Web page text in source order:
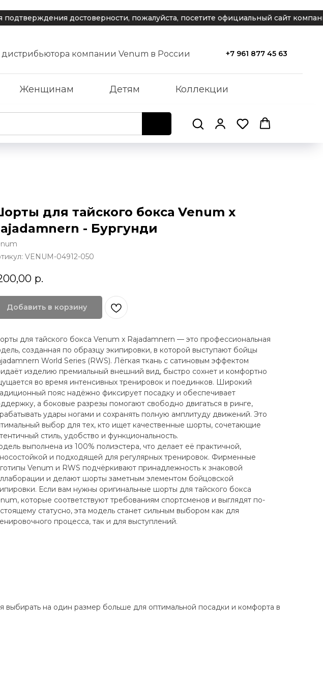
достоверности, пожалуйста, посетите официальный сайт
компании Venum в России +7 961 877 45 63
Женщинам Детям Коллекции
для тайского бокса Venum x
- Бургунди
VENUM-04912-050
р.
Добавить в корзину
для тайского бокса Venum x Rajadamnern — это профессиональная
созданная по образцу экипировки, в которой выступают бойцы
World Series (RWS). Лёгкая ткань с сатиновым эффектом
изделию премиальный внешний вид, быстро сохнет и комфортно
во время интенсивных тренировок и поединков. Широкий
пояс надёжно фиксирует посадку и обеспечивает
а боковые разрезы помогают свободно двигаться в ринге,
удары ногами и сохранять полную амплитуду движений. Это
выбор для тех, кто ищет качественные шорты, сочетающие
стиль, удобство и функциональность.
выполнена из 100% полиэстера, что делает её практичной,
и подходящей для регулярных тренировок. Фирменные
Venum и RWS подчёркивают принадлежность к знаковой
и делают шорты заметным элементом бойцовской
Если вам нужны оригинальные шорты для тайского бокса
которые соответствуют требованиям спортсменов и выглядят по-
статусно, эта модель станет сильным выбором как для
процесса, так и для выступлений.
выбирать на один размер больше для оптимальной посадки и комфорта в